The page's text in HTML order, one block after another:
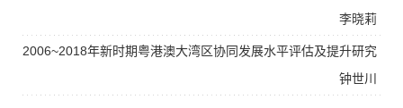
李晓莉
钟世川
2006~2018年新时期粤港澳大湾区协同发展水平评估及提升研究